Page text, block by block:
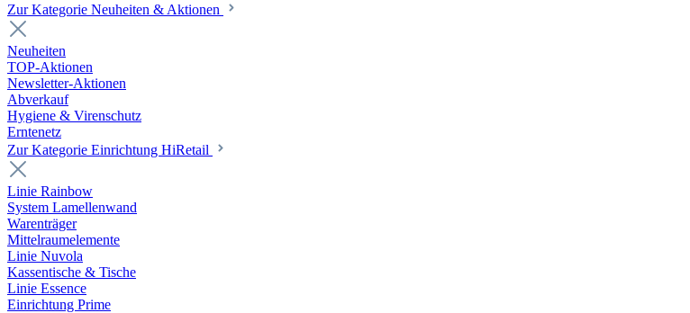
Zur Kategorie Neuheiten & Aktionen
Neuheiten
TOP-Aktionen
Newsletter-Aktionen
Abverkauf
Hygiene & Virenschutz
Erntenetz
Zur Kategorie Einrichtung HiRetail
Linie Rainbow
System Lamellenwand
Warenträger
Mittelraumelemente
Linie Nuvola
Kassentische & Tische
Linie Essence
Einrichtung Prime